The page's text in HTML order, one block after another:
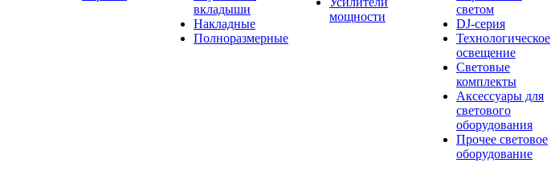
вкладыши
Накладные
Полноразмерные
мощности
светом
DJ-серия
Технологическое
освещение
Световые
комплекты
Аксессуары для
светового
оборудования
Прочее световое
оборудование